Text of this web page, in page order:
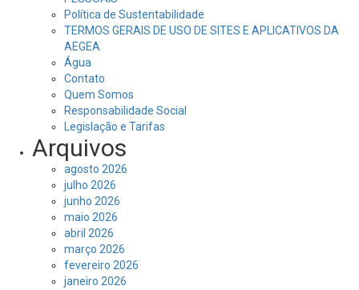
Política de Sustentabilidade
TERMOS GERAIS DE USO DE SITES E APLICATIVOS DA
AEGEA
Água
Contato
Quem Somos
Responsabilidade Social
Legislação e Tarifas
Arquivos
agosto 2026
julho 2026
junho 2026
maio 2026
abril 2026
março 2026
fevereiro 2026
janeiro 2026